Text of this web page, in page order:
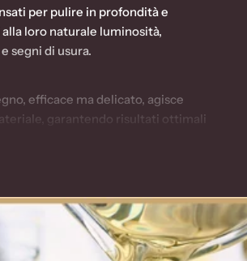
per pulire in profondità e
loro naturale luminosità,
segni di usura.
efficace ma delicato, agisce
garantendo risultati ottimali
al miglior prezzo.